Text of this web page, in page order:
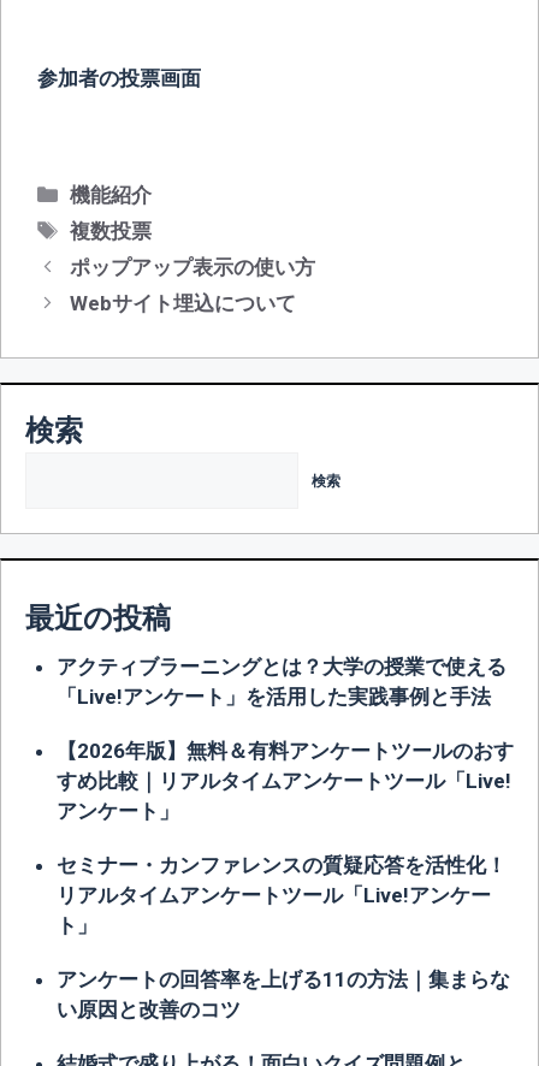
参加者の投票画面
カ
テ
リ
ー
機能紹介
タ
グ
複数投票
投
稿
ビ
ゲ
ー
シ
ポップアップ表示の使い方
Webサイト埋込について
検索
検索
最近の投稿
アクティブラーニングとは？大学の授業で使える
「Live!アンケート」を活用した実践事例と手法
【2026年版】無料＆有料アンケートツールのおす
すめ比較｜リアルタイムアンケートツール「Live!
アンケート」
セミナー・カンファレンスの質疑応答を活性化！
リアルタイムアンケートツール「Live!アンケー
ト」
アンケートの回答率を上げる11の方法｜集まらな
い原因と改善のコツ